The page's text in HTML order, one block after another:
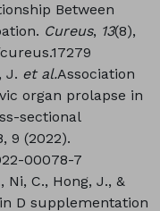
Between
Cureus, 13(8),
J. et al.Association
organ prolapse in
sectional
9 (2022).
00078-7
Ni, C., Hong, J., &
D supplementation